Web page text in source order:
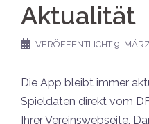
Aktualität
VERÖFFENTLICHT9.
Die App bleibt immer
Spieldaten direkt vom
Ihrer Vereinswebseite.